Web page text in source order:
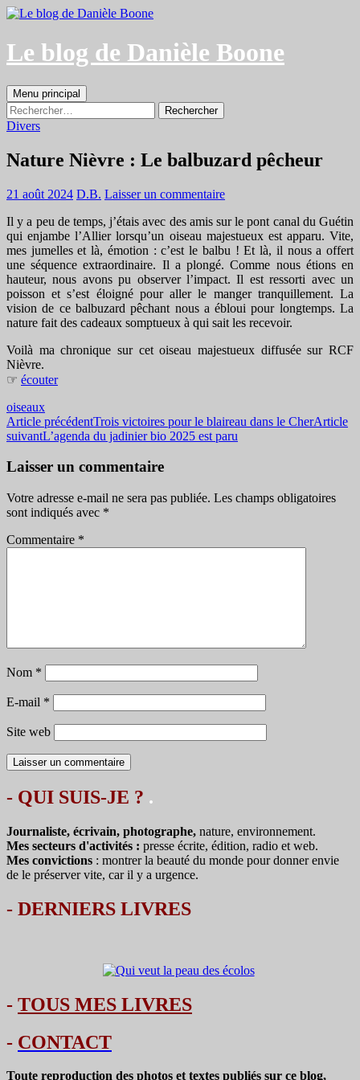
Aller
contenu
Le blog de Danièle Boone
Recherche
Menu principal
Rechercher :
Divers
Nature Nièvre : Le balbuzard pêcheur
21 août 2024 D.B. Laisser un commentaire
Il y a peu de temps, j’étais avec des amis sur le pont canal du Guétin
qui enjambe l’Allier lorsqu’un oiseau majestueux est apparu. Vite,
mes jumelles et là, émotion : c’est le balbu ! Et là, il nous a offert
une séquence extraordinaire. Il a plongé. Comme nous étions en
hauteur, nous avons pu observer l’impact. Il est ressorti avec un
poisson et s’est éloigné pour aller le manger tranquillement. La
vision de ce balbuzard pêchant nous a ébloui pour longtemps. La
nature fait des cadeaux somptueux à qui sait les recevoir.
Voilà ma chronique sur cet oiseau majestueux diffusée sur RCF
Nièvre.
☞ écouter
oiseaux
Navigation
des
articles
Article précédentTrois victoires pour le blaireau dans le CherArticle
suivantL’agenda du jadinier bio 2025 est paru
Laisser un commentaire
Votre adresse e-mail ne sera pas publiée. Les champs obligatoires
sont indiqués avec *
Commentaire *
Nom *
E-mail *
Site web
- QUI SUIS-JE ? .
Journaliste, écrivain, photographe, nature, environnement.
Mes secteurs d'activités : presse écrite, édition, radio et web.
Mes convictions : montrer la beauté du monde pour donner envie
de le préserver vite, car il y a urgence.
- DERNIERS LIVRES
- TOUS MES LIVRES
- CONTACT
Toute reproduction des photos et textes publiés sur ce blog,